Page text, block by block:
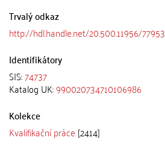
Trvalý odkaz
http://hdl.handle.net/20.500.11956/77953
Identifikátory
SIS:74737
Katalog UK:990020734710106986
Kolekce
Kvalifikační práce [2414]